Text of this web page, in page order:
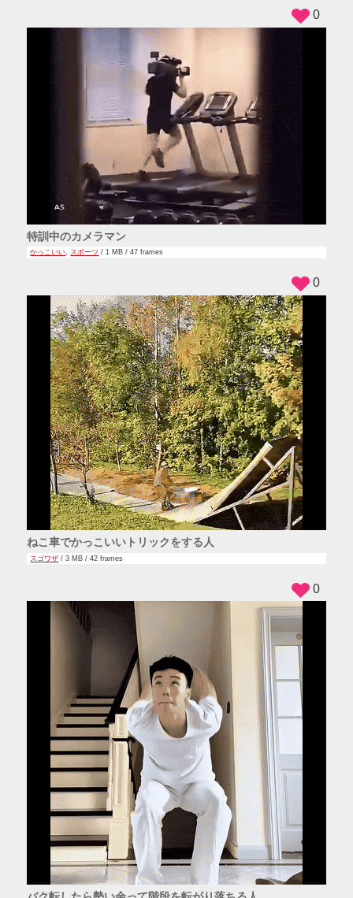
特訓中のカメラマン
かっこいい, スポーツ / 1 MB / 47 frames
0
ねこ車でかっこいいトリックをする人
スゴワザ / 3 MB / 42 frames
0
0